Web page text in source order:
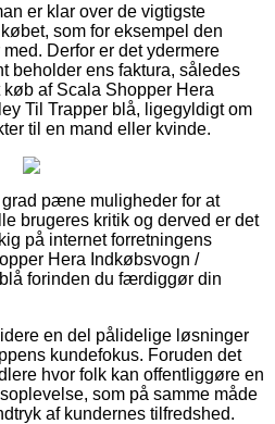
er klar over de vigtigste
som for eksempel den
Derfor er det ydermere
beholder ens faktura, således
af Scala Shopper Hera
Til Trapper blå, ligegyldigt om
til en mand eller kvinde.
pæne muligheder for at
brugeres kritik og derved er det
på internet forretningens
Hera Indkøbsvogn /
forinden du færdiggør din
en del pålidelige løsninger
kundefokus. Foruden det
hvor folk kan offentliggøre en
som på samme måde
af kundernes tilfredshed.